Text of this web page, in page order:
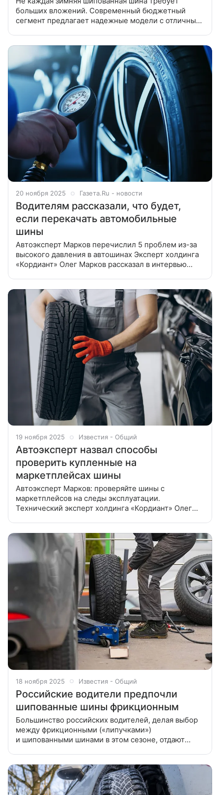
больших вложений. Современный бюджетный
сегмент предлагает надежные модели с отличным
20 ноября 2025 Газета.Ru - новости
Водителям рассказали, что будет,
если перекачать автомобильные
шины
Автоэксперт Марков перечислил 5 проблем из-за
высокого давления в автошинах Эксперт холдинга
«Кордиант» Олег Марков рассказал в интервью
19 ноября 2025 Известия - Общий
Автоэксперт назвал способы
проверить купленные на
маркетплейсах шины
Автоэксперт Марков: проверяйте шины с
маркетплейсов на следы эксплуатации.
Технический эксперт холдинга «Кордиант» Олег
18 ноября 2025 Известия - Общий
Российские водители предпочли
шипованные шины фрикционным
Большинство российских водителей, делая выбор
между фрикционными («липучками»)
и шипованными шинами в этом сезоне, отдают